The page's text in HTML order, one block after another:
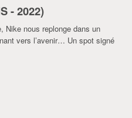
-2022)
Nike nous replonge dans un
vers l’avenir… Un spot signé